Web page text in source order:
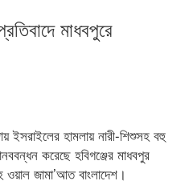
মাধবপুরে
ইসরাইলের হামলায় নারী-শিশুসহ বহু
করেছে হবিগঞ্জের মাধবপুর
জামা’আত বাংলাদেশ।